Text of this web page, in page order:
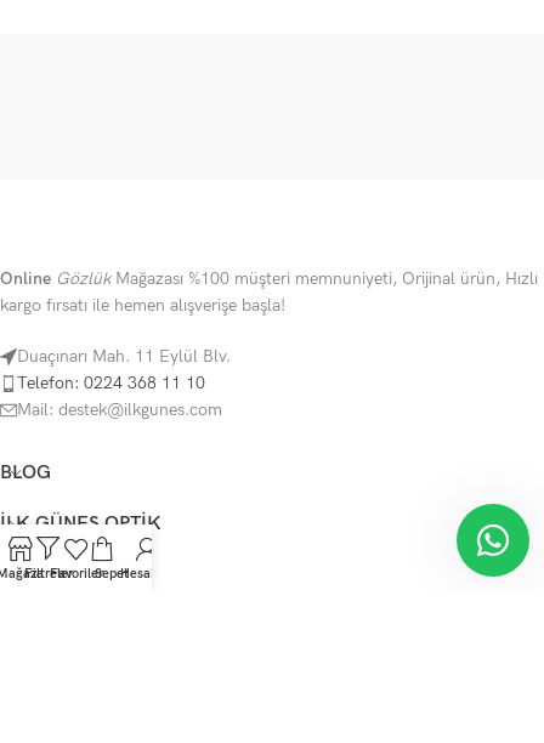
Online GözlükMağazası %100 müşteri memnuniyeti, Orijinal ürün, Hızlı
kargo fırsatı ile hemen alışverişe başla!
Duaçınarı Mah. 11 Eylül Blv.
Telefon: 0224 368 11 10
Mail: destek@ilkgunes.com
BLOG
İLK GÜNEŞ OPTIK
YARDIM
FiltrelerFavorilerSepetHesabım